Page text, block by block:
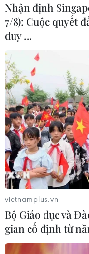
Nhận định
7/8): Cuộc quyết
duy …
vietnamplus.vn
Bộ Giáo dục và
gian cố định từ